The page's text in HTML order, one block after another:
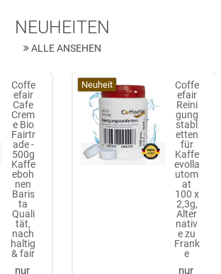
NEUHEITEN
ALLE ANSEHEN
Coffe
efair
Cafe
Crem
e Bio
Fairtr
ade -
500g
Kaffe
eboh
nen
Baris
ta
Quali
tät,
nach
haltig
& fair
Neuheit
Coffe
efair
Reini
gung
stabl
etten
für
Kaffe
evolla
utom
at
100 x
2,3g,
Alter
nativ
e zu
Frank
e